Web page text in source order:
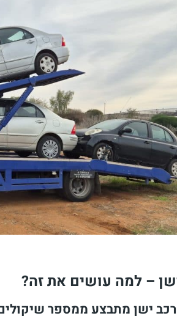
– למה עושים את זה?
ישן מתבצע ממספר